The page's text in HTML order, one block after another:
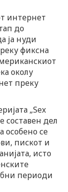
k
-
i
c
o
n
интернет
до
ја нуди
фиксна
околу
преку
„Sex
составен дел
особено се
пискот и
исто
периоди